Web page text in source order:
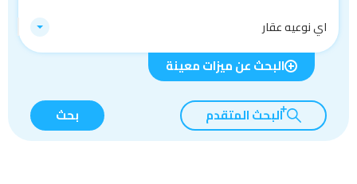
اي نوعيه عقار
البحث عن ميزات معينة
البحث المتقدم بحث